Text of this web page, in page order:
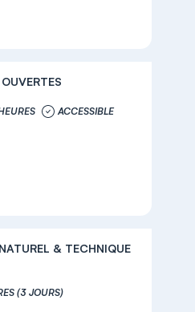
ACCESSIBLE
& TECHNIQUE
(3 JOURS)